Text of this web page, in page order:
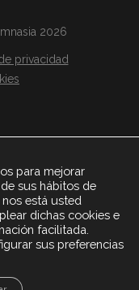
2026
privacidad
para mejorar
sus hábitos de
está usted
dichas cookies e
facilitada.
sus preferencias